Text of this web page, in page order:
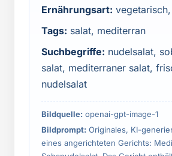
Ernährungsart:
Tags: salat, mediterran
Suchbegriffe: nudelsalat,
salat, mediterraner salat,
nudelsalat
Bildquelle: openai-gpt-image-1
Bildprompt: Originales, KI-
eines angerichteten Gerichts: